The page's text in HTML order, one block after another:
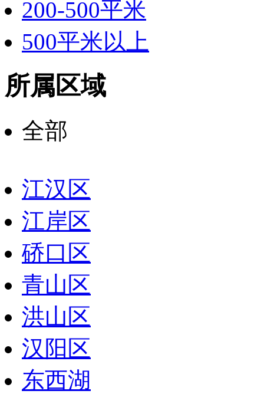
200-500平米
500平米以上
所属区域
全部
江汉区
江岸区
硚口区
青山区
洪山区
汉阳区
东西湖